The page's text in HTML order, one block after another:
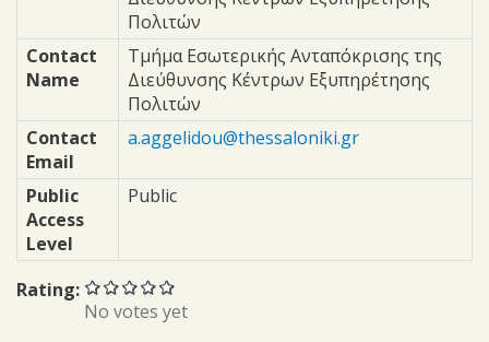
Πολιτών
Contact
Name
Τμήμα Εσωτερικής Ανταπόκρισης της
Διεύθυνσης Κέντρων Εξυπηρέτησης
Πολιτών
Contact
Email
a.aggelidou@thessaloniki.gr
Public
Access
Level
Public
Rating:
No votes yet